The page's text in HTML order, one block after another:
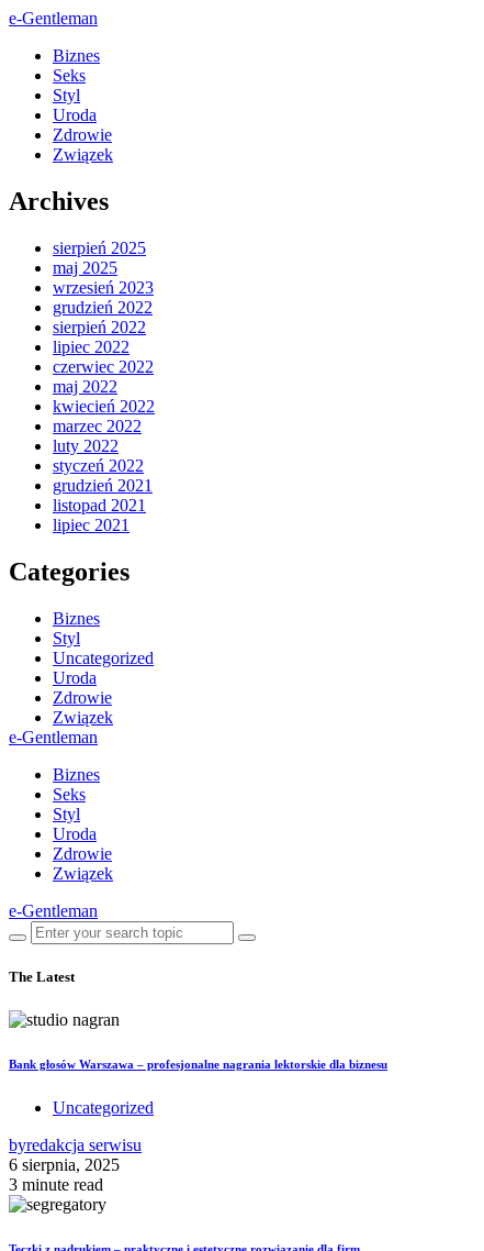
e-Gentleman
Biznes
Seks
Styl
Uroda
Zdrowie
Związek
Archives
sierpień 2025
maj 2025
wrzesień 2023
grudzień 2022
sierpień 2022
lipiec 2022
czerwiec 2022
maj 2022
kwiecień 2022
marzec 2022
luty 2022
styczeń 2022
grudzień 2021
listopad 2021
lipiec 2021
Categories
Biznes
Styl
Uncategorized
Uroda
Zdrowie
Związek
e-Gentleman
Biznes
Seks
Styl
Uroda
Zdrowie
Związek
e-Gentleman
The Latest
Bank głosów Warszawa – profesjonalne nagrania lektorskie dla biznesu
Uncategorized
byredakcja serwisu
6 sierpnia, 2025
3 minute read